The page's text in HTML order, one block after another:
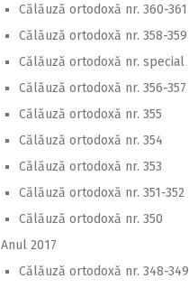
Călăuză ortodoxă nr. 360-361
Călăuză ortodoxă nr. 358-359
Călăuză ortodoxă nr. special
Călăuză ortodoxă nr. 356-357
Călăuză ortodoxă nr. 355
Călăuză ortodoxă nr. 354
Călăuză ortodoxă nr. 353
Călăuză ortodoxă nr. 351-352
Călăuză ortodoxă nr. 350
Anul 2017
Călăuză ortodoxă nr. 348-349